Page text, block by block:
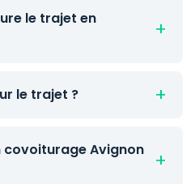
le trajet en
le trajet ?
Avignon